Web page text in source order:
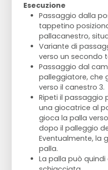
Esecuzione
Passaggio dalla
tappetino
pallacanestro,
Variante di
verso un secondo
Passaggio dal
palleggiatore, che
verso il canestro 3.
Ripeti il passaggio
una giocatrice al
gioca la palla
dopo il palleggio
Eventualmente, la
palla.
La palla può